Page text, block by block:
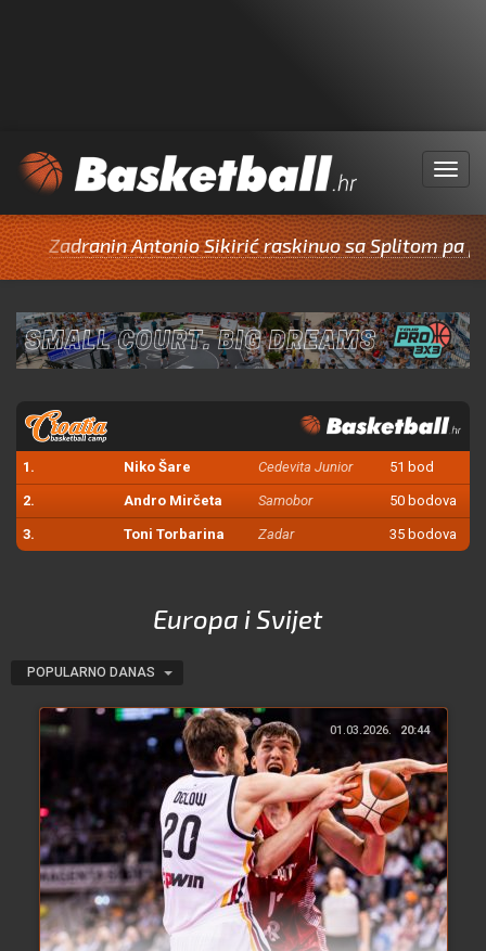
Menu
Antonio Sikirić raskinuo sa Splitom pa potpisao
1. Niko Šare Cedevita Junior 51 bod
2. Andro Mirčeta Samobor 50 bodova
3. Toni Torbarina Zadar 35 bodova
Europa i Svijet
POPULARNO DANAS
01.03.2026. 20:44